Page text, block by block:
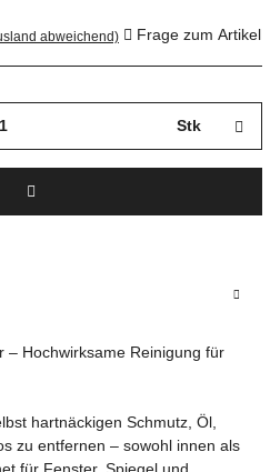
abweichend) Frage zum Artikel
Stk
– Hochwirksame Reinigung für
hartnäckigen Schmutz, Öl,
zu entfernen – sowohl innen als